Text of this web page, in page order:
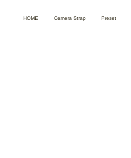
HOME Camera Strap Preset